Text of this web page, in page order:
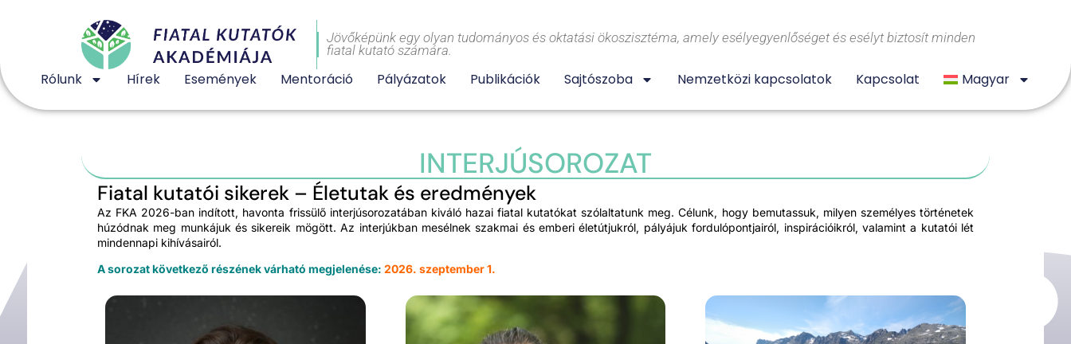
Jövőképünk egy olyan tudományos és oktatási ökoszisztéma, amely esélyegyenlőséget és esélyt biztosít minden
fiatal kutató számára.
Rólunk Hírek Események Mentoráció Pályázatok Publikációk Sajtószoba Nemzetközi kapcsolatok Kapcsolat Magyar
INTERJÚSOROZAT
Fiatal kutatói sikerek – Életutak és eredmények
Az FKA 2026-ban indított, havonta frissülő interjúsorozatában kiváló hazai fiatal kutatókat szólaltatunk meg. Célunk, hogy bemutassuk, milyen személyes történetek
húzódnak meg munkájuk és sikereik mögött. Az interjúkban mesélnek szakmai és emberi életútjukról, pályájuk fordulópontjairól, inspirációikról, valamint a kutatói lét
mindennapi kihívásairól.
A sorozat következő részének várható megjelenése: 2026. szeptember 1.